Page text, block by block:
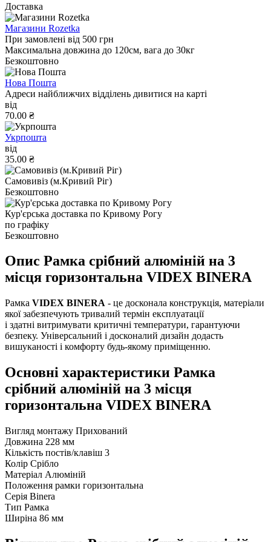
Доставка
Магазини Rozetka
При замовлені від 500 грн
Максимальна довжина до 120см, вага до 30кг
Безкоштовно
Нова Пошта
Адреси найближчих відділень дивитися на карті
від
70.00 ₴
Укрпошта
від
35.00 ₴
Самовивіз (м.Кривий Ріг)
Безкоштовно
Кур'єрська доставка по Кривому Рогу
по графіку
Безкоштовно
Опис Рамка срібний алюміній на 3
місця горизонтальна VIDEX BINERA
Рамка VIDEX BINERA - це досконала конструкція, матеріали
якої забезпечують тривалий термін експлуатації
і здатні витримувати критичні температури, гарантуючи
безпеку. Універсальний і досконалий дизайн додасть
вишуканості і комфорту будь-якому приміщенню.
Основні характеристики Рамка
срібний алюміній на 3 місця
горизонтальна VIDEX BINERA
Вигляд монтажу Прихований
Довжина 228 мм
Кількість постів/клавіш 3
Колір Срібло
Матеріал Алюміній
Положення рамки горизонтальна
Серія Binera
Тип Рамка
Ширіна 86 мм